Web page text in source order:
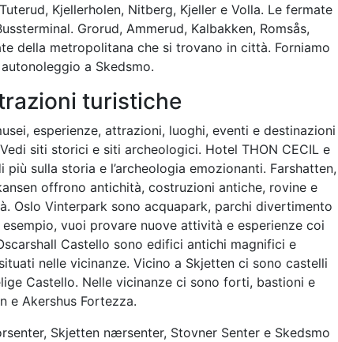
Kjellerholen, Nitberg, Kjeller e Volla. Le fermate
Grorud, Ammerud, Kalbakken, Romsås,
della metropolitana che si trovano in città. Forniamo
a Skedsmo.
turistiche
esperienze, attrazioni, luoghi, eventi e destinazioni
siti storici e siti archeologici. Hotel THON CECIL e
sulla storia e l’archeologia emozionanti. Farshatten,
offrono antichità, costruzioni antiche, rovine e
Oslo Vinterpark sono acquapark, parchi divertimento
vuoi provare nuove attività e esperienze coi
Castello sono edifici antichi magnifici e
nelle vicinanze. Vicino a Skjetten ci sono castelli
Castello. Nelle vicinanze ci sono forti, bastioni e
e Akershus Fortezza.
Skjetten nærsenter, Stovner Senter e Skedsmo